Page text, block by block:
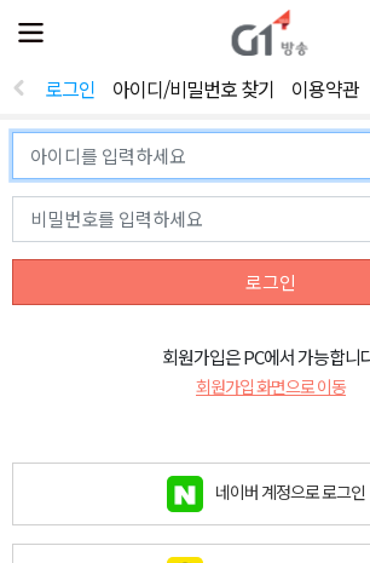
전
체
뉴
열
로그인 아이디/비밀번호 찾기 이용약관
로그인
회원가입은 PC에서 가능합니
회원가입 화면으로 이동
네이버 계정으로 로그인